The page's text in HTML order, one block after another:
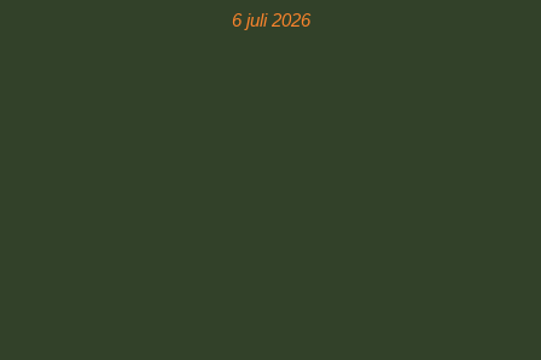
6 juli 2026